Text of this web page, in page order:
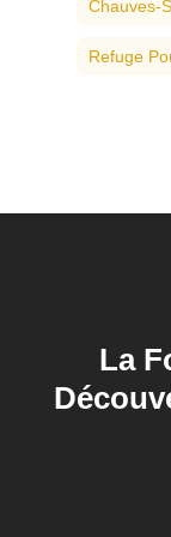
Chauves-
Refuge
La